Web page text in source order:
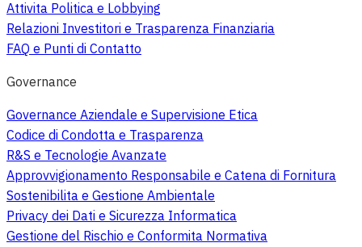
Attivita Politica e Lobbying
Relazioni Investitori e Trasparenza Finanziaria
FAQ e Punti di Contatto
Governance
Governance Aziendale e Supervisione Etica
Codice di Condotta e Trasparenza
R&S e Tecnologie Avanzate
Approvvigionamento Responsabile e Catena di Fornitura
Sostenibilita e Gestione Ambientale
Privacy dei Dati e Sicurezza Informatica
Gestione del Rischio e Conformita Normativa